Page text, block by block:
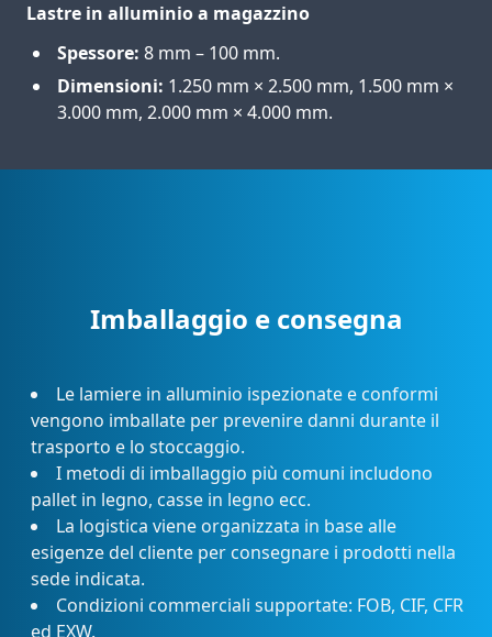
Lastre in alluminio a magazzino
Spessore: 8 mm – 100 mm.
Dimensioni: 1.250 mm × 2.500 mm, 1.500 mm ×
3.000 mm, 2.000 mm × 4.000 mm.
Imballaggio e consegna
Le lamiere in alluminio ispezionate e conformi
vengono imballate per prevenire danni durante il
trasporto e lo stoccaggio.
I metodi di imballaggio più comuni includono
pallet in legno, casse in legno ecc.
La logistica viene organizzata in base alle
esigenze del cliente per consegnare i prodotti nella
sede indicata.
Condizioni commerciali supportate: FOB, CIF, CFR
ed EXW.